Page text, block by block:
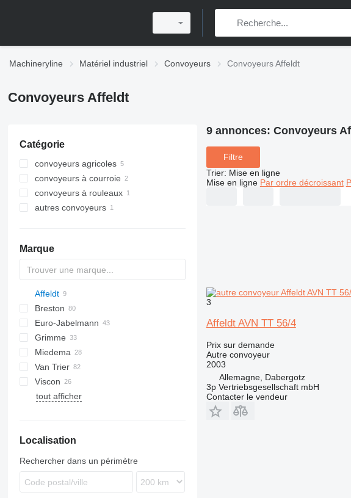
Machineryline Matériel industriel Convoyeurs Convoyeurs Affeldt
Convoyeurs Affeldt
Catégorie
convoyeurs agricoles
convoyeurs à courroie
convoyeurs à rouleaux
autres convoyeurs
Marque
Affeldt
BM
Breston
Euro-Jabelmann
Grimme
SE
SL
Miedema
LBV
MC
SB
Van Trier
Viscon
W-series
tout afficher
Localisation
Rechercher dans un périmètre
9 annonces: Convoyeurs
Filtre
Trier: Mise en ligne
Mise en ligne Par ordre décroissant
3
Affeldt AVN TT 56/4
Prix sur demande
Autre convoyeur
2003
Allemagne, Dabergotz
3p Vertriebsgesellschaft mbH
Contacter le vendeur